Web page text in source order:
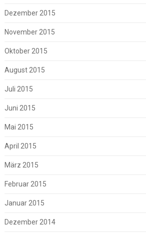
Dezember 2015
November 2015
Oktober 2015
August 2015
Juli 2015
Juni 2015
Mai 2015
April 2015
März 2015
Februar 2015
Januar 2015
Dezember 2014